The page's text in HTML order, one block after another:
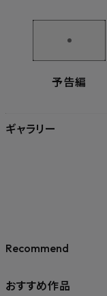
予告編
ギャラリー
Recommend
おすすめ作品